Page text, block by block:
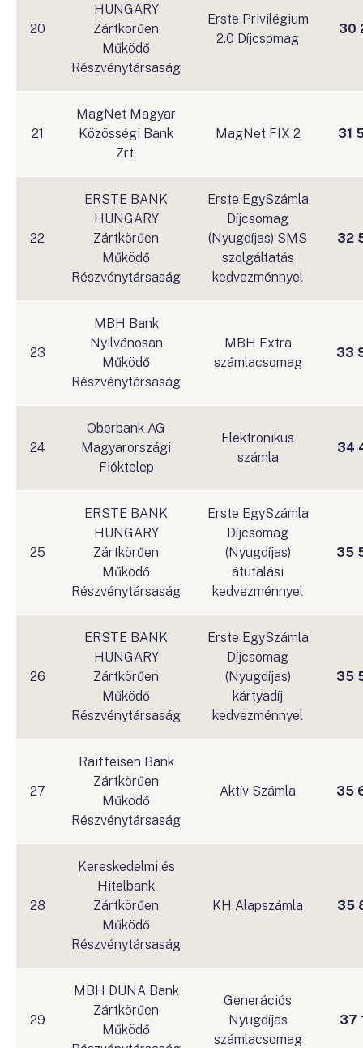
20
HUNGARY
Zártkörűen
Működő
Részvénytársaság
Erste Privilégium
2.0 Díjcsomag
30
21
MagNet Magyar
Közösségi Bank
Zrt.
MagNet FIX 2 31
22
ERSTE BANK
HUNGARY
Zártkörűen
Működő
Részvénytársaság
Erste EgySzámla
Díjcsomag
(Nyugdíjas) SMS
szolgáltatás
kedvezménnyel
32
23
MBH Bank
Nyilvánosan
Működő
Részvénytársaság
MBH Extra
számlacsomag
33
24
Oberbank AG
Magyarországi
Fióktelep
Elektronikus
számla
34
25
ERSTE BANK
HUNGARY
Zártkörűen
Működő
Részvénytársaság
Erste EgySzámla
Díjcsomag
(Nyugdíjas)
átutalási
kedvezménnyel
35
26
ERSTE BANK
HUNGARY
Zártkörűen
Működő
Részvénytársaság
Erste EgySzámla
Díjcsomag
(Nyugdíjas)
kártyadíj
kedvezménnyel
35
27
Raiffeisen Bank
Zártkörűen
Működő
Részvénytársaság
Aktív Számla 35
28
Kereskedelmi és
Hitelbank
Zártkörűen
Működő
Részvénytársaság
KH Alapszámla 35
29
MBH DUNA Bank
Zártkörűen
Működő
Generációs
Nyugdíjas
számlacsomag
37